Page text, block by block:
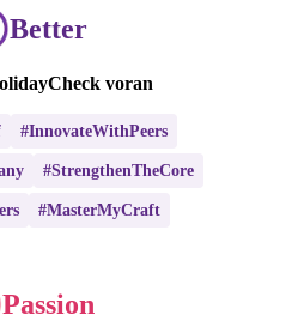
Better
voran
#InnovateWithPeers
#StrengthenTheCore
#MasterMyCraft
Passion